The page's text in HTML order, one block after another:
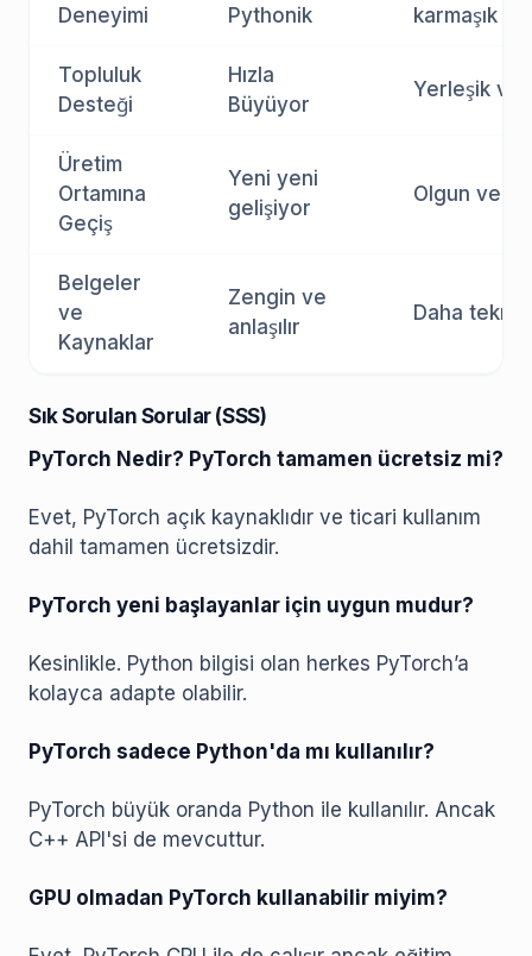
Deneyimi
Pythonik
karmaşık
Topluluk
Desteği
Hızla
Büyüyor
Yerleşik ve
Üretim
Ortamına
Geçiş
Yeni yeni
gelişiyor
Olgun ve
Belgeler
ve
Kaynaklar
Zengin ve
anlaşılır
Daha teknik
Sık Sorulan Sorular (SSS)
PyTorch Nedir? PyTorch tamamen ücretsiz mi?
Evet, PyTorch açık kaynaklıdır ve ticari kullanım
dahil tamamen ücretsizdir.
PyTorch yeni başlayanlar için uygun mudur?
Kesinlikle. Python bilgisi olan herkes PyTorch’a
kolayca adapte olabilir.
PyTorch sadece Python'da mı kullanılır?
PyTorch büyük oranda Python ile kullanılır. Ancak
C++ API'si de mevcuttur.
GPU olmadan PyTorch kullanabilir miyim?